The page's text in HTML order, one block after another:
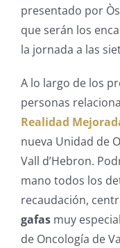
presentado por
que serán los
la jornada a las
A lo largo de los
personas
Realidad
nueva Unidad de
Vall d’Hebron.
mano todos los
recaudación,
gafas muy
de Oncología de